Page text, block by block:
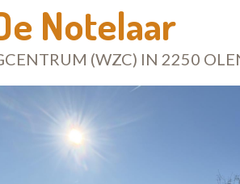
Notelaar
(WZC) IN 2250